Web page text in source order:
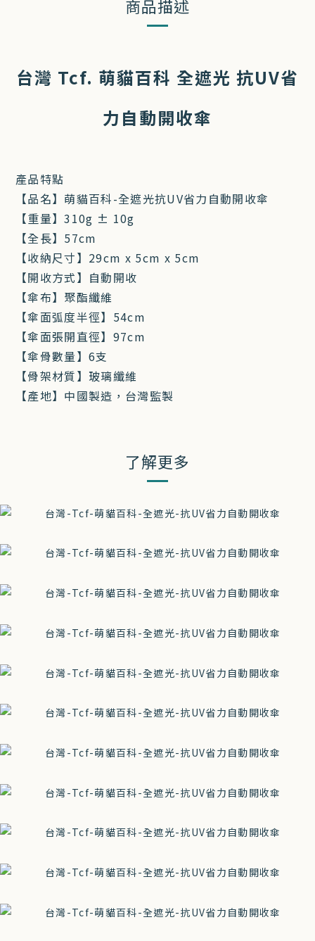
商品描述
台灣 Tcf. 萌貓百科 全遮光 抗UV省
力自動開收傘
產品特點
【品名】萌貓百科-全遮光抗UV省力自動開收傘
【重量】310g ± 10g
【全長】57cm
【收納尺寸】29cm x 5cm x 5cm
【開收方式】自動開收
【傘布】聚酯纖維
【傘面弧度半徑】54cm
【傘面張開直徑】97cm
【傘骨數量】6支
【骨架材質】玻璃纖維
【產地】中國製造，台灣監製
了解更多